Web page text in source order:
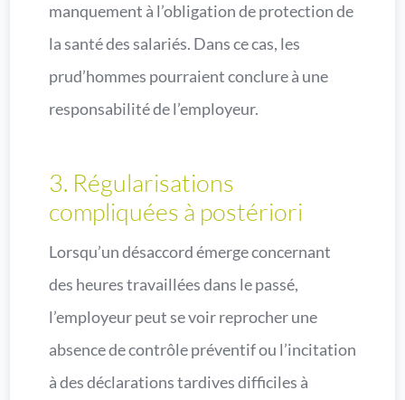
manquement à l’obligation de protection de
la santé des salariés. Dans ce cas, les
prud’hommes pourraient conclure à une
responsabilité de l’employeur.
3. Régularisations
compliquées à postériori
Lorsqu’un désaccord émerge concernant
des heures travaillées dans le passé,
l’employeur peut se voir reprocher une
absence de contrôle préventif ou l’incitation
à des déclarations tardives difficiles à